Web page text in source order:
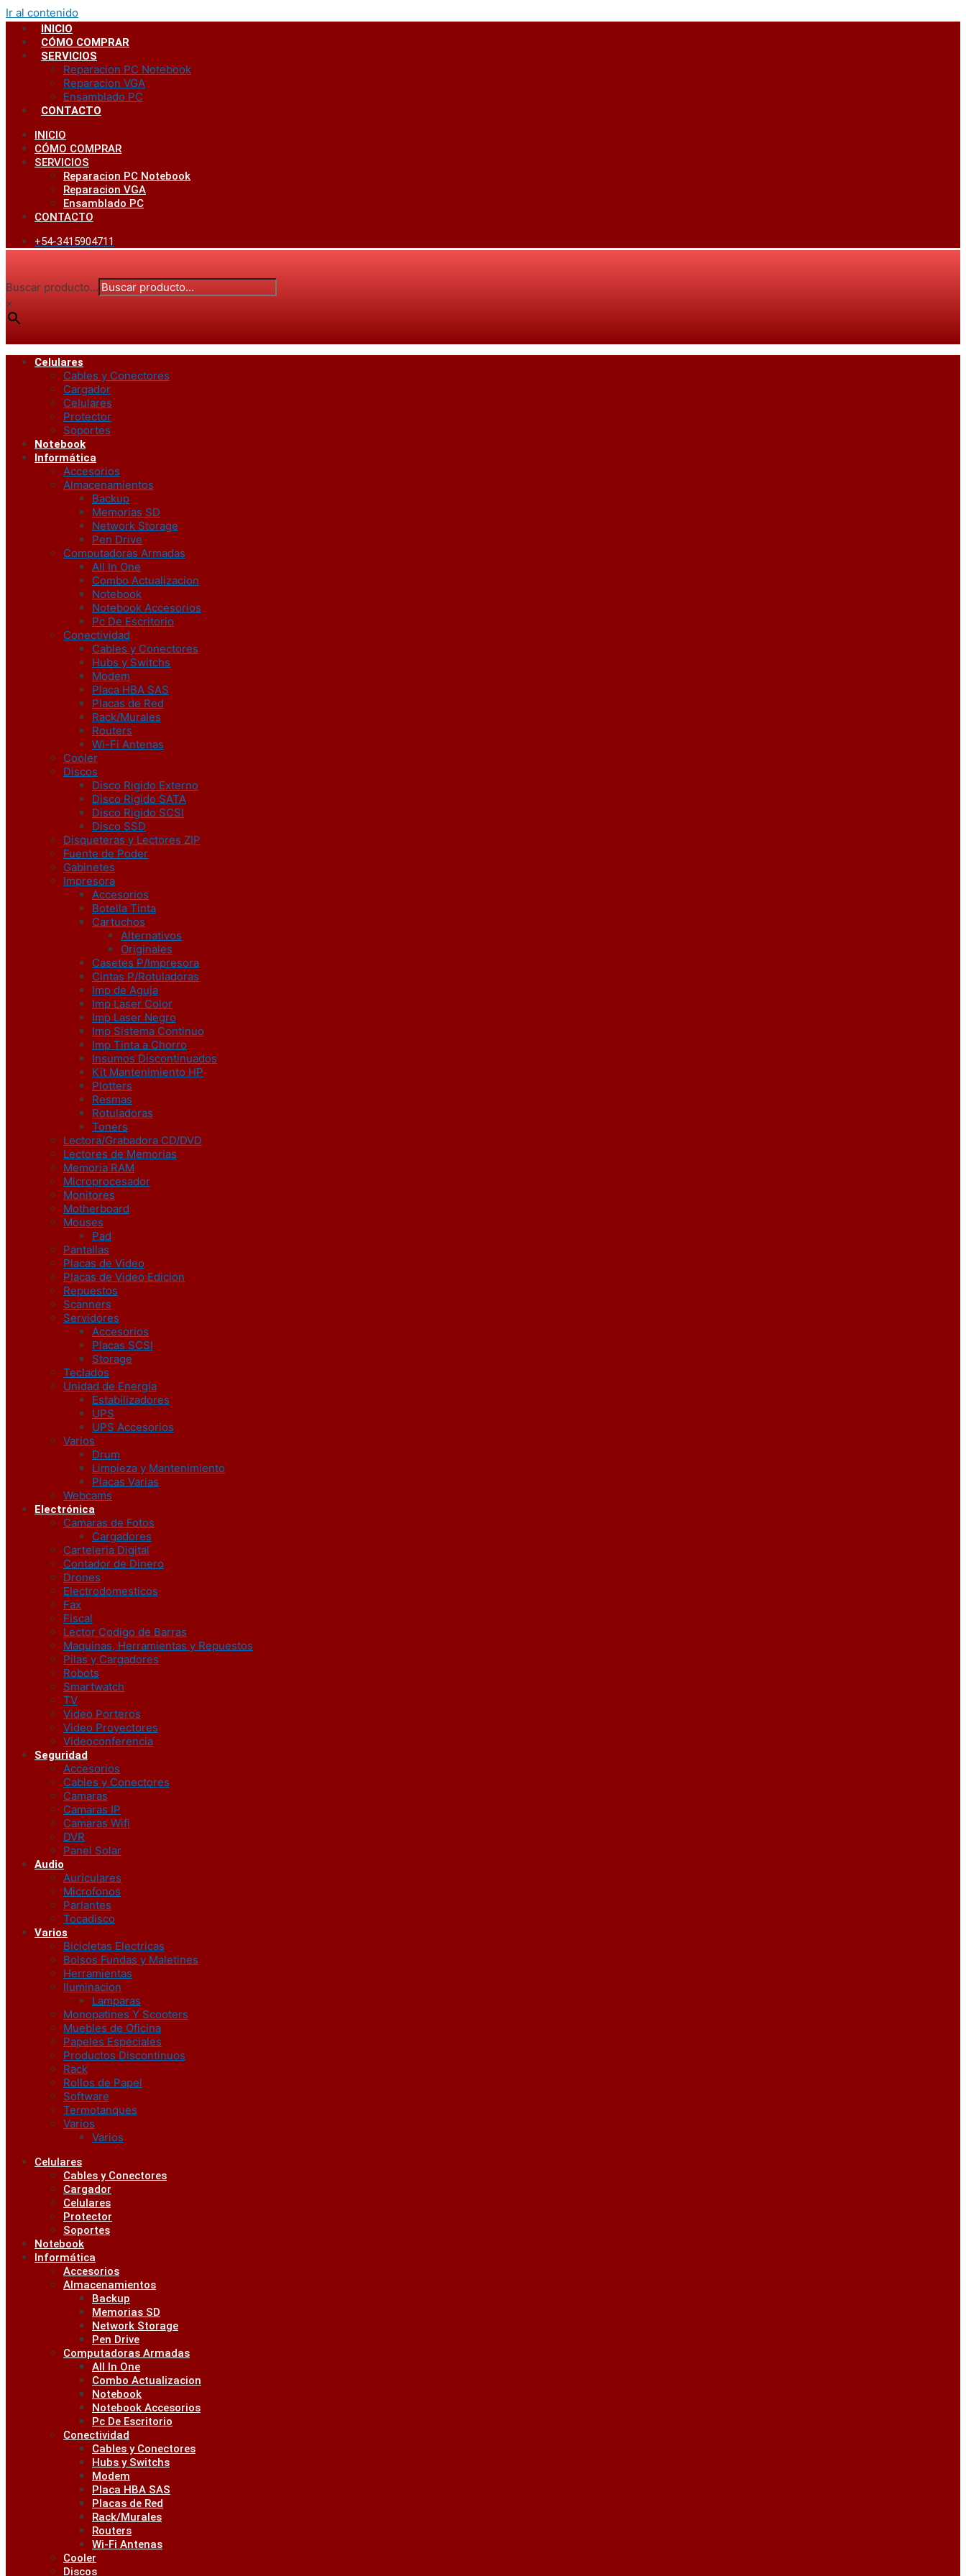
Ir al contenido
INICIO
CÓMO COMPRAR
SERVICIOS
Reparacion PC Notebook
Reparacion VGA
Ensamblado PC
CONTACTO
INICIO
CÓMO COMPRAR
SERVICIOS
Reparacion PC Notebook
Reparacion VGA
Ensamblado PC
CONTACTO
+54-3415904711
Buscar producto...
×
Celulares
Cables y Conectores
Cargador
Celulares
Protector
Soportes
Notebook
Informática
Accesorios
Almacenamientos
Backup
Memorias SD
Network Storage
Pen Drive
Computadoras Armadas
All In One
Combo Actualizacion
Notebook
Notebook Accesorios
Pc De Escritorio
Conectividad
Cables y Conectores
Hubs y Switchs
Modem
Placa HBA SAS
Placas de Red
Rack/Murales
Routers
Wi-Fi Antenas
Cooler
Discos
Disco Rigido Externo
Disco Rigido SATA
Disco Rigido SCSI
Disco SSD
Disqueteras y Lectores ZIP
Fuente de Poder
Gabinetes
Impresora
Accesorios
Botella Tinta
Cartuchos
Alternativos
Originales
Casetes P/Impresora
Cintas P/Rotuladoras
Imp de Aguja
Imp Laser Color
Imp Laser Negro
Imp Sistema Continuo
Imp Tinta a Chorro
Insumos Discontinuados
Kit Mantenimiento HP
Plotters
Resmas
Rotuladoras
Toners
Lectora/Grabadora CD/DVD
Lectores de Memorias
Memoria RAM
Microprocesador
Monitores
Motherboard
Mouses
Pad
Pantallas
Placas de Video
Placas de Video Edicion
Repuestos
Scanners
Servidores
Accesorios
Placas SCSI
Storage
Teclados
Unidad de Energía
Estabilizadores
UPS
UPS Accesorios
Varios
Drum
Limpieza y Mantenimiento
Placas Varias
Webcams
Electrónica
Camaras de Fotos
Cargadores
Carteleria Digital
Contador de Dinero
Drones
Electrodomesticos
Fax
Fiscal
Lector Codigo de Barras
Maquinas, Herramientas y Repuestos
Pilas y Cargadores
Robots
Smartwatch
TV
Video Porteros
Video Proyectores
Videoconferencia
Seguridad
Accesorios
Cables y Conectores
Camaras
Camaras IP
Camaras Wifi
DVR
Panel Solar
Audio
Auriculares
Microfonos
Parlantes
Tocadisco
Varios
Bicicletas Electricas
Bolsos Fundas y Maletines
Herramientas
Iluminacion
Lamparas
Monopatines Y Scooters
Muebles de Oficina
Papeles Especiales
Productos Discontinuos
Rack
Rollos de Papel
Software
Termotanques
Varios
Varios
Celulares
Cables y Conectores
Cargador
Celulares
Protector
Soportes
Notebook
Informática
Accesorios
Almacenamientos
Backup
Memorias SD
Network Storage
Pen Drive
Computadoras Armadas
All In One
Combo Actualizacion
Notebook
Notebook Accesorios
Pc De Escritorio
Conectividad
Cables y Conectores
Hubs y Switchs
Modem
Placa HBA SAS
Placas de Red
Rack/Murales
Routers
Wi-Fi Antenas
Cooler
Discos